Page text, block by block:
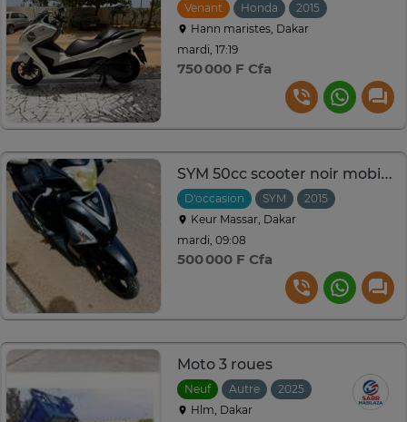
Venant Honda
2015
Hann maristes, Dakar
mardi, 17:19
750 000 F Cfa
SYM 50cc scooter noir mobilité urbaine économique
D'occasion SYM
2015
Keur Massar, Dakar
mardi, 09:08
500 000 F Cfa
Moto 3 roues
Neuf Autre
2025
Hlm, Dakar